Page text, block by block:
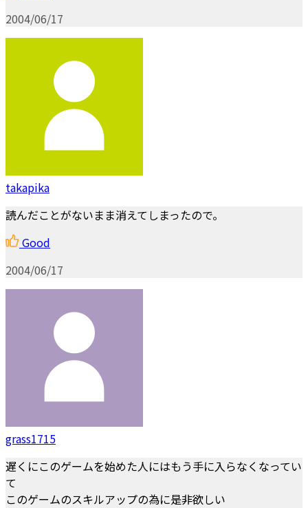
2004/06/17
takapika
読んだことがないまま消えてしまったので。
Good
2004/06/17
grass1715
遅くにこのゲームを始めた人にはもう手に入らなくなってい
て
このゲームのスキルアップの為に是非欲しい